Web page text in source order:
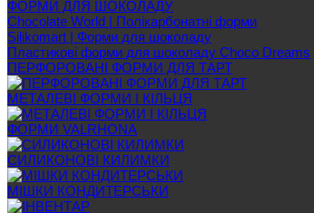
ФОРМИ ДЛЯ ШОКОЛАДУ
Chocolate World | Полікарбонатні форми
Silikomart | Форми для шоколаду
Пластикові форми для шоколаду Choco Dreams
ПЕРФОРОВАНІ ФОРМИ ДЛЯ ТАРТ
МЕТАЛЕВІ ФОРМИ І КІЛЬЦЯ
ФОРМИ VALRHONA
СИЛИКОНОВІ КИЛИМКИ
МІШКИ КОНДИТЕРСЬКИ